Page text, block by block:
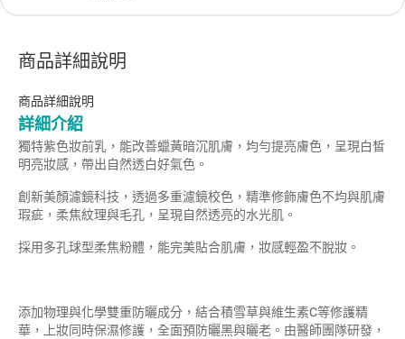
商品詳細說明
商品詳細說明
詳細介紹
獨特紫色妝前乳，能改善蠟黃暗沉肌膚，均勻提亮膚色，呈現白皙
明亮妝感，帶出自然透白好氣色。
創新美顏濾鏡科技，透過多重濾鏡校色，精準修飾膚色不均與肌膚
瑕疵，柔焦紋理與毛孔，呈現自然透亮的水光肌。
採用多孔球型柔焦粉體，能完美貼合肌膚，妝感輕盈不脫妝。
添加物理與化學雙重防曬成分，結合積雪草與維生素C等修護精
華，上妝同時保濕修護，全面預防曬黑與曬老。由醫師團隊研發，